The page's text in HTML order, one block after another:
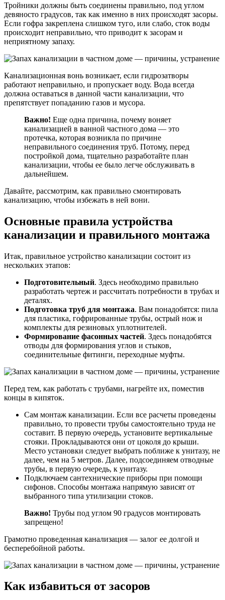
Тройники должны быть соединены правильно, под углом
девяносто градусов, так как именно в них происходят засоры.
Если гофра закреплена слишком туго, или слабо, сток воды
происходит неправильно, что приводит к засорам и
неприятному запаху.
Канализационная вонь возникает, если гидрозатворы
работают неправильно, и пропускает воду. Вода всегда
должна оставаться в данной части канализации, что
препятствует попаданию газов и мусора.
Важно! Еще одна причина, почему воняет
канализацией в ванной частного дома — это
протечка, которая возникла по причине
неправильного соединения труб. Потому, перед
постройкой дома, тщательно разработайте план
канализации, чтобы ее было легче обслуживать в
дальнейшем.
Давайте, рассмотрим, как правильно смонтировать
канализацию, чтобы избежать в ней вони.
Основные правила устройства
канализации и правильного монтажа
Итак, правильное устройство канализации состоит из
нескольких этапов:
Подготовительный. Здесь необходимо правильно
разработать чертеж и рассчитать потребности в трубах и
деталях.
Подготовка труб для монтажа. Вам понадобятся: пила
для пластика, гофрированные трубы, острый нож и
комплекты для резиновых уплотнителей.
Формирование фасонных частей. Здесь понадобятся
отводы для формирования углов и стыков,
соединительные фитинги, переходные муфты.
Перед тем, как работать с трубами, нагрейте их, поместив
концы в кипяток.
Сам монтаж канализации. Если все расчеты проведены
правильно, то провести трубы самостоятельно труда не
составит. В первую очередь, установите вертикальные
стояки. Прокладываются они от цоколя до крыши.
Место установки следует выбрать поближе к унитазу, не
далее, чем на 5 метров. Далее, подсоединяем отводные
трубы, в первую очередь, к унитазу.
Подключаем сантехнические приборы при помощи
сифонов. Способы монтажа напрямую зависят от
выбранного типа утилизации стоков.
Важно! Трубы под углом 90 градусов монтировать
запрещено!
Грамотно проведенная канализация — залог ее долгой и
бесперебойной работы.
Как избавиться от засоров